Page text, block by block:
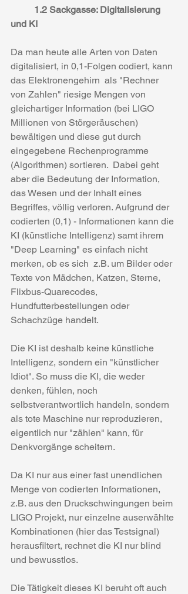
1.2 Sackgasse: Digitalisierung
und KI
Da man heute alle Arten von Daten
digitalisiert, in 0,1-Folgen codiert, kann
das Elektronengehirn  als "Rechner
von Zahlen" riesige Mengen von
gleichartiger Information (bei LIGO
Millionen von Störgeräuschen)
bewältigen und diese gut durch
eingegebene Rechenprogramme
(Algorithmen) sortieren.  Dabei geht
aber die Bedeutung der Information,
das Wesen und der Inhalt eines
Begriffes, völlig verloren. Aufgrund der
codierten (0,1) - Informationen kann die
KI (künstliche Intelligenz) samt ihrem
"Deep Learning" es einfach nicht
merken, ob es sich  z.B. um Bilder oder
Texte von Mädchen, Katzen, Sterne,
Flixbus-Quarecodes,
Hundfutterbestellungen oder
Schachzüge handelt.
Die KI ist deshalb keine künstliche
Intelligenz, sondern ein "künstlicher
Idiot". So muss die KI, die weder
denken, fühlen, noch
selbstverantwortlich handeln, sondern
als tote Maschine nur reproduzieren,
eigentlich nur "zählen" kann, für
Denkvorgänge scheitern.
Da KI nur aus einer fast unendlichen
Menge von codierten Informationen,
z.B. aus den Druckschwingungen beim
LIGO Projekt, nur einzelne auserwählte
Kombinationen (hier das Testsignal)
herausfiltert, rechnet die KI nur blind
und bewusstlos.
Die Tätigkeit dieses KI beruht oft auch